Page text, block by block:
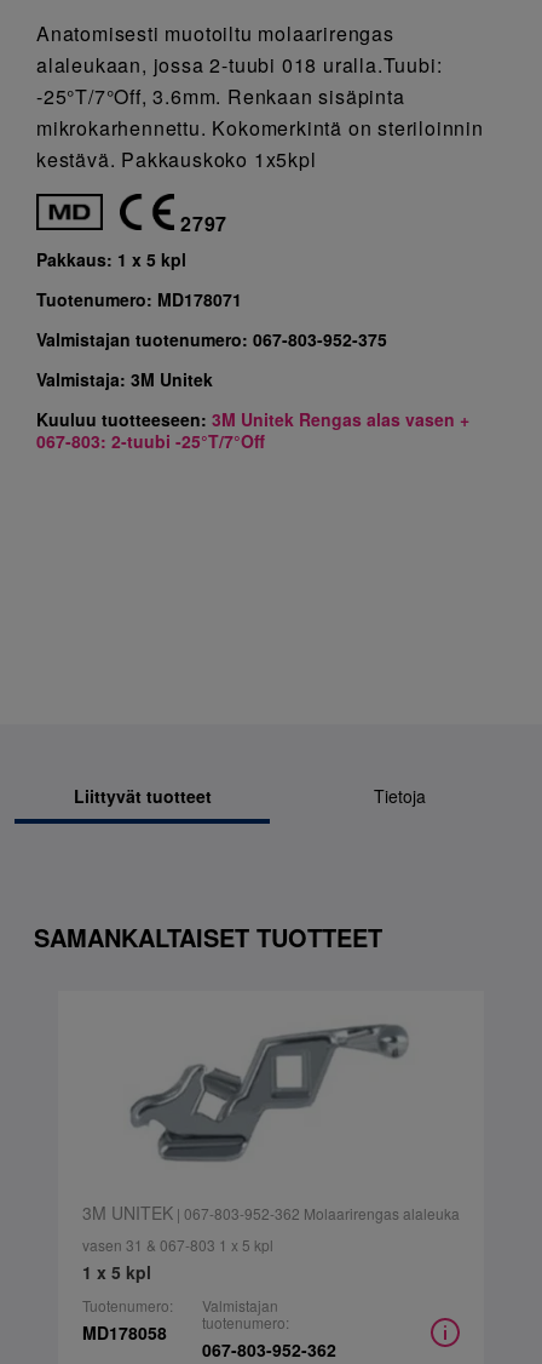
Anatomisesti muotoiltu molaarirengas
alaleukaan, jossa 2-tuubi 018 uralla.Tuubi:
-25°T/7°Off, 3.6mm. Renkaan sisäpinta
mikrokarhennettu. Kokomerkintä on steriloinnin
kestävä. Pakkauskoko 1x5kpl
2797
Pakkaus: 1 x 5 kpl
Tuotenumero: MD178071
Valmistajan tuotenumero: 067-803-952-375
Valmistaja: 3M Unitek
Kuuluu tuotteeseen: 3M Unitek Rengas alas vasen +
067-803: 2-tuubi -25°T/7°Off
Liittyvät tuotteet Tietoja
SAMANKALTAISET TUOTTEET
3M UNITEK| 067-803-952-362 Molaarirengas alaleuka
vasen 31 & 067-803 1 x 5 kpl
1 x 5 kpl
Tuotenumero:
MD178058
Valmistajan
tuotenumero:
067-803-952-362